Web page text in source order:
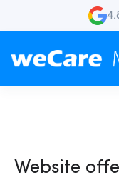
Website